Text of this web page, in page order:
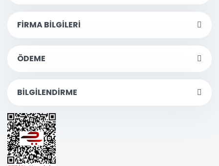
FİRMA BİLGİLERİ
ÖDEME
BİLGİLENDİRME